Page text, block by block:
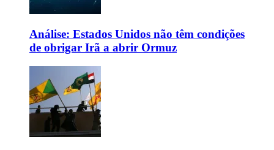
Análise: Estados Unidos não têm condições
de obrigar Irã a abrir Ormuz